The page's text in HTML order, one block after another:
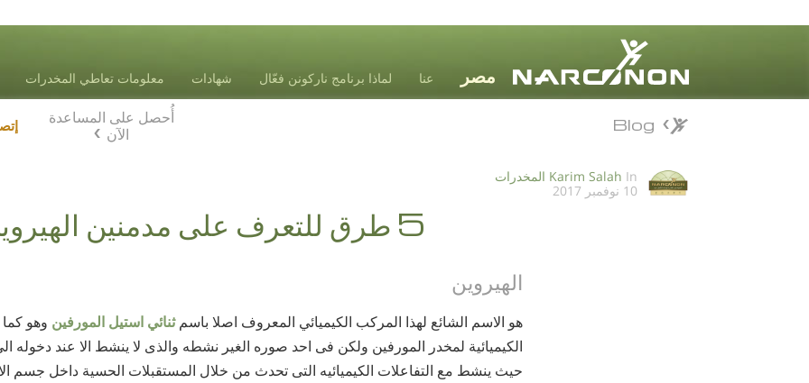
عنا لماذا برنامج ناركونن فعّال شهادات معلومات تعاطي المخدرات
أُحصل على المساعدة
الآن
Blog
Karim Salah In
المخدرات
10 نوفمبر 2017
5 طرق للتعرف على مدمنين الهيروين
الهيروين
هو الاسم الشائع لهذا المركب الكيميائي المعروف اصلا باسمثنائي استيل المورفين وهو
الكيميائية لمخدر المورفين ولكن فى احد صوره الغير نشطه والذى لا ينشط الا عند دخوله
حيث ينشط مع التفاعلات الكيميائيه التى تحدث من خلال المستقبلات الحسية داخل جسم
Blog